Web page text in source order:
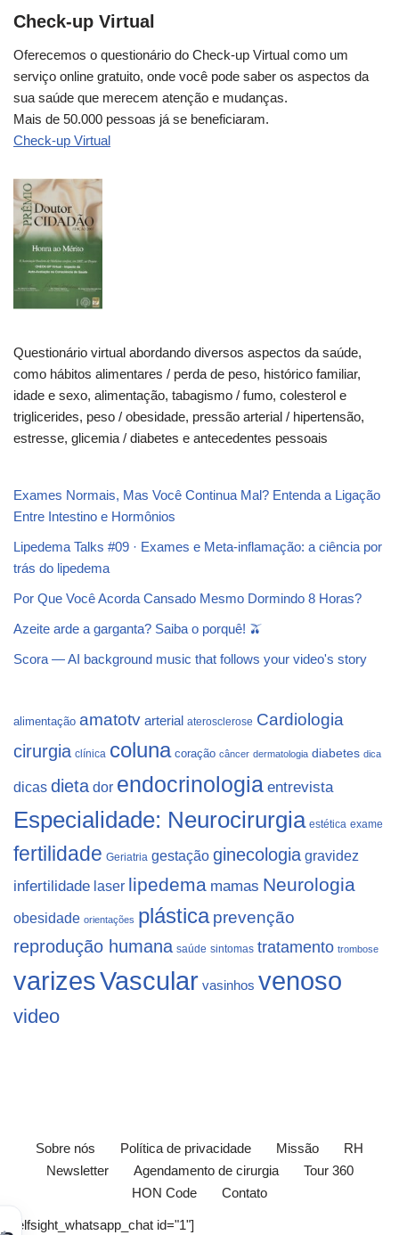
Check-up Virtual
Oferecemos o questionário do Check-up Virtual como um
serviço online gratuito, onde você pode saber os aspectos da
sua saúde que merecem atenção e mudanças.
Mais de 50.000 pessoas já se beneficiaram.
Check-up Virtual
Questionário virtual abordando diversos aspectos da saúde,
como hábitos alimentares / perda de peso, histórico familiar,
idade e sexo, alimentação, tabagismo / fumo, colesterol e
triglicerides, peso / obesidade, pressão arterial / hipertensão,
estresse, glicemia / diabetes e antecedentes pessoais
Exames Normais, Mas Você Continua Mal? Entenda a Ligação
Entre Intestino e Hormônios
Lipedema Talks #09 · Exames e Meta-inflamação: a ciência por
trás do lipedema
Por Que Você Acorda Cansado Mesmo Dormindo 8 Horas?
Azeite arde a garganta? Saiba o porquê! 🫒
Scora — AI background music that follows your video's story
alimentação amatotv arterial aterosclerose Cardiologia
cirurgia clínica coluna coração câncer dermatologia diabetes dica
dicas dieta dor endocrinologia entrevista
Especialidade: Neurocirurgia estética exame
fertilidade Geriatria gestação ginecologia gravidez
infertilidade laser lipedema mamas Neurologia
obesidade orientações plástica prevenção
reprodução humana saúde sintomas tratamento trombose
varizesVascular vasinhos venoso
video
Sobre nós Política de privacidade Missão
RH
Newsletter
Agendamento de cirurgia
Tour 360
HON Code
Contato
[elfsight_whatsapp_chat id="1"]